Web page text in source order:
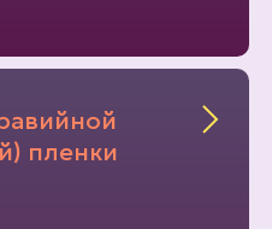
пленки